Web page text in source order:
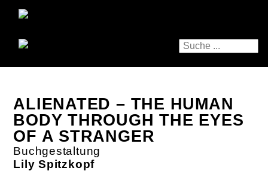
ALIENATED – THE HUMAN
BODY THROUGH THE EYES
OF A STRANGER
Buchgestaltung
Lily Spitzkopf